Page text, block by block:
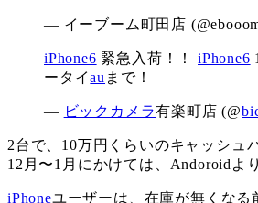
— イーブーム町田店
iPhone6 緊急入荷！！iPhone6
ータイau まで！
— ビックカメラ有楽町店 (@
2台で、10万円くらいのキャッシュ
12月〜1月にかけては、Andoroidよ
iPhoneユーザーは、在庫が無くなる